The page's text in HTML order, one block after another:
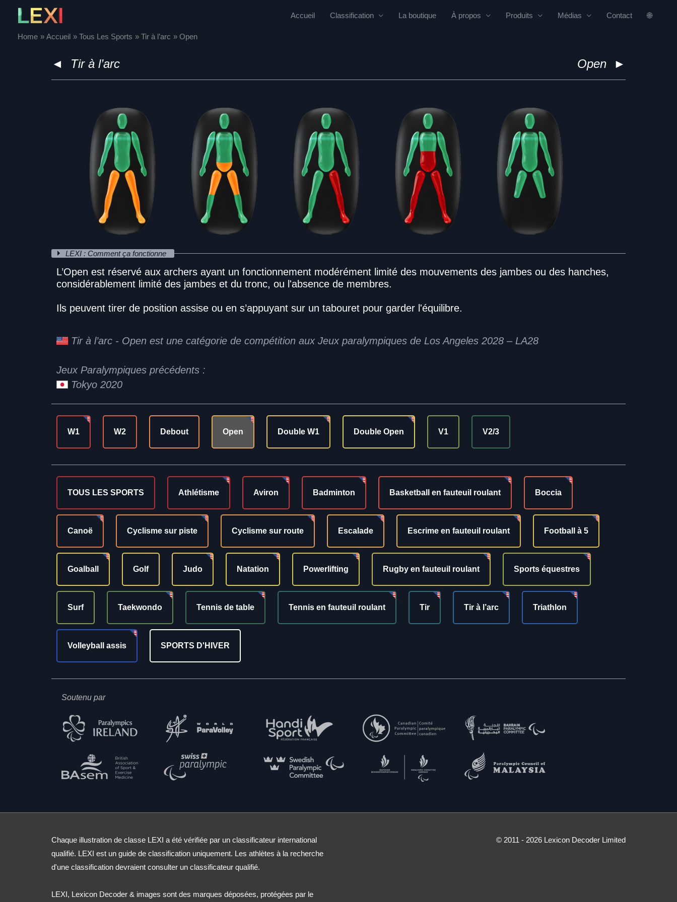
content
Accueil Classification La boutique À propos Produits Médias Contact 🌐
Home Accueil Tous Les Sports Tir à l’arc Open
◄ ►
Tir à l’arc Open
LEXI : Comment ça fonctionne
L’Open est réservé aux archers ayant un fonctionnement modérément limité des mouvements des jambes ou des hanches,
considérablement limité des jambes et du tronc, ou l'absence de membres.
Ils peuvent tirer de position assise ou en s’appuyant sur un tabouret pour garder l'équilibre.
Tir à l’arc - Open est une catégorie de compétition aux Jeux paralympiques de Los Angeles 2028 – LA28
Jeux Paralympiques précédents :
Tokyo 2020
W1 W2 Debout Open Double W1 Double Open V1 V2/3
TOUS LES SPORTS Athlétisme Aviron Badminton Basketball en fauteuil roulant Boccia
Canoë Cyclisme sur piste Cyclisme sur route Escalade Escrime en fauteuil roulant Football à 5
Goalball Golf Judo Natation Powerlifting Rugby en fauteuil roulant Sports équestres
Surf Taekwondo Tennis de table Tennis en fauteuil roulant Tir Tir à l’arc Triathlon
Volleyball assis SPORTS D'HIVER
Soutenu par
Chaque illustration de classe LEXI a été vérifiée par un classificateur international
qualifié. LEXI est un guide de classification uniquement. Les athlètes à la recherche
d'une classification devraient consulter un classificateur qualifié.
LEXI, Lexicon Decoder & images sont des marques déposées, protégées par le
© 2011 - 2026 Lexicon Decoder Limited